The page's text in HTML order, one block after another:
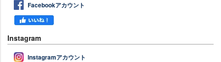
Facebookアカウント
Instagram
Instagramアカウント